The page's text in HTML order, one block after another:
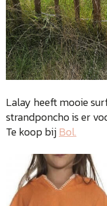
Lalay heeft mooie
strandponcho is er
Te koop bijBol.